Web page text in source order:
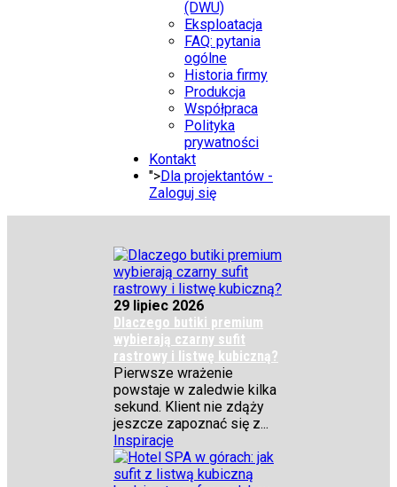
(DWU)
Eksploatacja
FAQ: pytania
ogólne
Historia firmy
Produkcja
Współpraca
Polityka
prywatności
Kontakt
">Dla projektantów -
Zaloguj się
29 lipiec 2026
Dlaczego butiki premium
wybierają czarny sufit
rastrowy i listwę kubiczną?
Pierwsze wrażenie
powstaje w zaledwie kilka
sekund. Klient nie zdąży
jeszcze zapoznać się z...
Inspiracje